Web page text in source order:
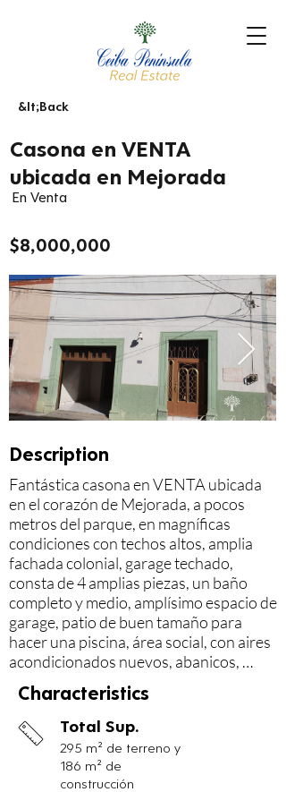
&lt;Back
Casona en VENTA
ubicada en Mejorada
En Venta
$8,000,000
Description
Fantástica casona en VENTA ubicada
en el corazón de Mejorada, a pocos
metros del parque, en magníficas
condiciones con techos altos, amplia
fachada colonial, garage techado,
consta de 4 amplias piezas, un baño
completo y medio, amplísimo espacio de
garage, patio de buen tamaño para
hacer una piscina, área social, con aires
acondicionados nuevos, abanicos,
sistema de seguridad, portón eléctrico,
ideal para hotel boutique, casa
habitación, galería de arte, restaurante
etc.
Characteristics
Total Sup.
295 m² de terreno y
186 m² de
construcción